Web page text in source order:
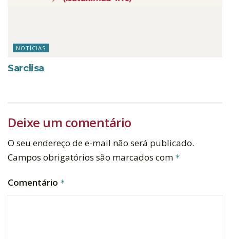
NOTÍCIAS
Sarclisa
Deixe um comentário
O seu endereço de e-mail não será publicado.
Campos obrigatórios são marcados com *
Comentário *